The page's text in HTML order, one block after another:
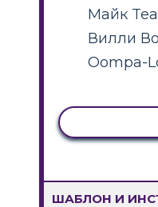
Майк
Вилли
Oompa-
ШАБЛОН И